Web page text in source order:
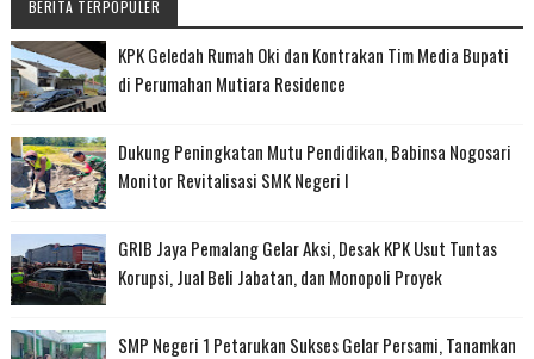
BERITA TERPOPULER
KPK Geledah Rumah Oki dan Kontrakan Tim Media Bupati
di Perumahan Mutiara Residence
Dukung Peningkatan Mutu Pendidikan, Babinsa Nogosari
Monitor Revitalisasi SMK Negeri I
GRIB Jaya Pemalang Gelar Aksi, Desak KPK Usut Tuntas
Korupsi, Jual Beli Jabatan, dan Monopoli Proyek
SMP Negeri 1 Petarukan Sukses Gelar Persami, Tanamkan